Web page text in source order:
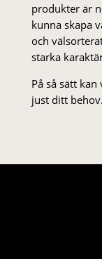
produkter är
kunna skapa
och
starka
På så sätt
just ditt behov.